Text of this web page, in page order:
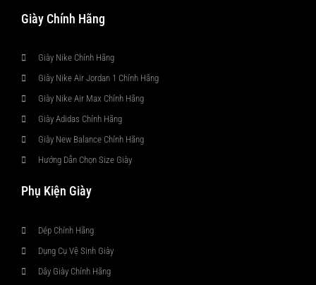
Giày Chính Hãng
Giày Nike Chính Hãng
Giày Nike Air Jordan 1 Chính Hãng
Giày Nike Air Max Chính Hãng
Giày Adidas Chính Hãng
Giày New Balance Chính Hãng
Hướng Dẫn Chọn Size Giày
Phụ Kiện Giày
Dép Chính Hãng
Dụng Cụ Vệ Sinh Giày
Dây Giày Chính Hãng